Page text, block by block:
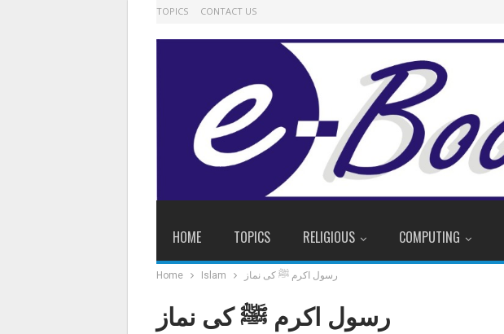
TOPICS CONTACT US
HOME TOPICS RELIGIOUS COMPUTING
Home Islam رسول اکرم ﷺ کی نماز
رسول اکرم ﷺ کی نماز